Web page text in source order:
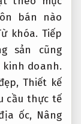
bán nào
khóa. Tiếp
sản cũng
kinh doanh.
Thiết kế
cầu thực tế
ốc, Nâng